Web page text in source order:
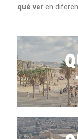
qué ver en